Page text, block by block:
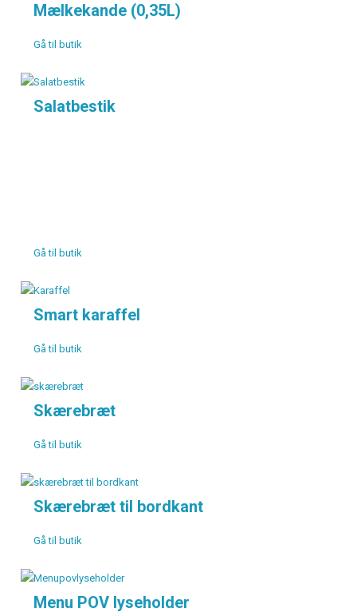
Mælkekande (0,35L)
Gå til butik
Salatbestik
Gå til butik
Smart karaffel
Gå til butik
Skærebræt
Gå til butik
Skærebræt til bordkant
Gå til butik
Menu POV lyseholder